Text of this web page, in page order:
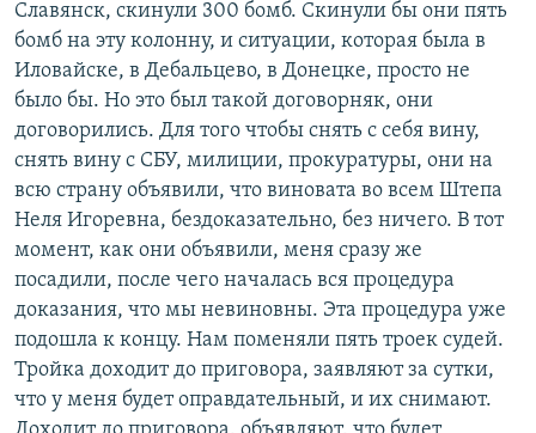
Славянск, скинули 300 бомб. Скинули бы они пять
бомб на эту колонну, и ситуации, которая была в
Иловайске, в Дебальцево, в Донецке, просто не
было бы. Но это был такой договорняк, они
договорились. Для того чтобы снять с себя вину,
снять вину с СБУ, милиции, прокуратуры, они на
всю страну объявили, что виновата во всем Штепа
Неля Игоревна, бездоказательно, без ничего. В тот
момент, как они объявили, меня сразу же
посадили, после чего началась вся процедура
доказания, что мы невиновны. Эта процедура уже
подошла к концу. Нам поменяли пять троек судей.
Тройка доходит до приговора, заявляют за сутки,
что у меня будет оправдательный, и их снимают.